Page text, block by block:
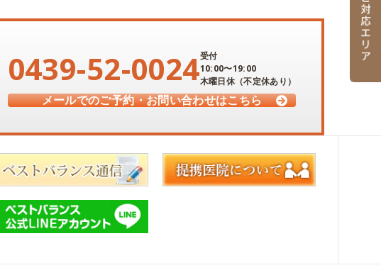
0439-52-0024受付
10:00〜19:00
木曜日休（不定休あり）
メールでのご予約・お問い合わせはこちら